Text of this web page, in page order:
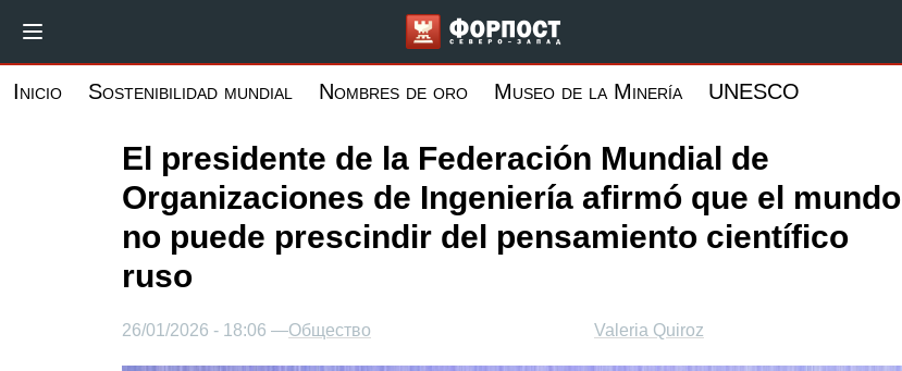
contenido
Форпост Северо-Запад
Inicio Sostenibilidad mundial Nombres de oro Museo de la Minería UNESCO
El presidente de la Federación Mundial de
Organizaciones de Ingeniería afirmó que el mundo
no puede prescindir del pensamiento científico
ruso
Valeria Quiroz
26/01/2026 - 18:06 —Общество